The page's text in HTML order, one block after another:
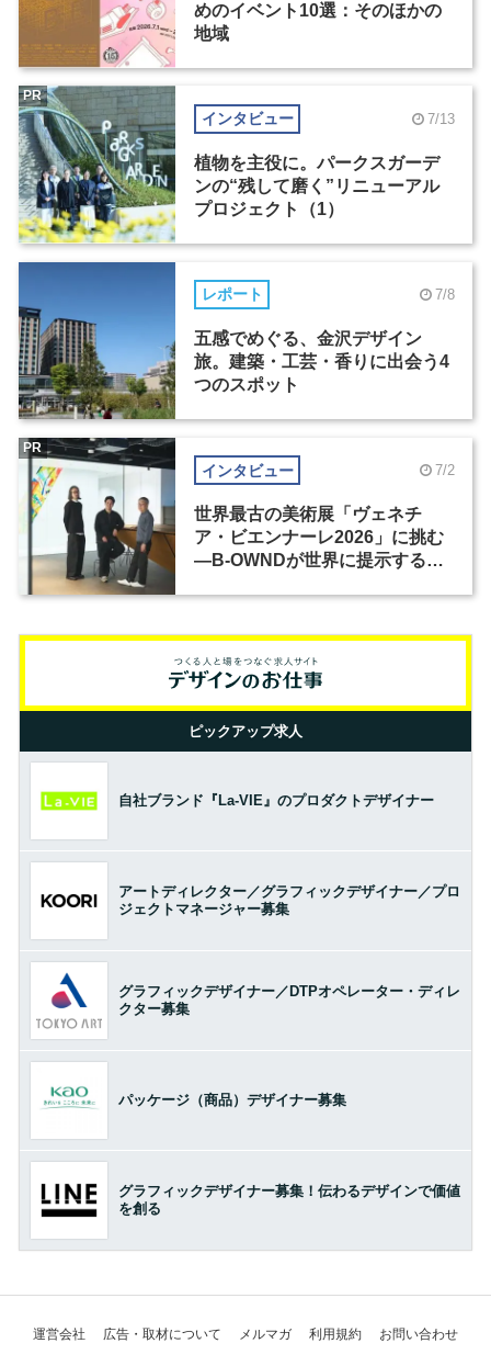
めのイベント10選：そのほかの
地域
インタビュー 7/13
植物を主役に。パークスガーデ
ンの“残して磨く”リニューアル
プロジェクト（1）
PR
レポート 7/8
五感でめぐる、金沢デザイン
旅。建築・工芸・香りに出会う4
つのスポット
インタビュー 7/2
世界最古の美術展「ヴェネチ
ア・ビエンナーレ2026」に挑む
―B-OWNDが世界に提示する美
PR
ピックアップ求人
自社ブランド『La-VIE』のプロダクトデザイナー
アートディレクター／グラフィックデザイナー／プロ
ジェクトマネージャー募集
グラフィックデザイナー／DTPオペレーター・ディレ
クター募集
パッケージ（商品）デザイナー募集
グラフィックデザイナー募集！伝わるデザインで価値
を創る
運営会社 広告・取材について メルマガ 利用規約 お問い合わせ